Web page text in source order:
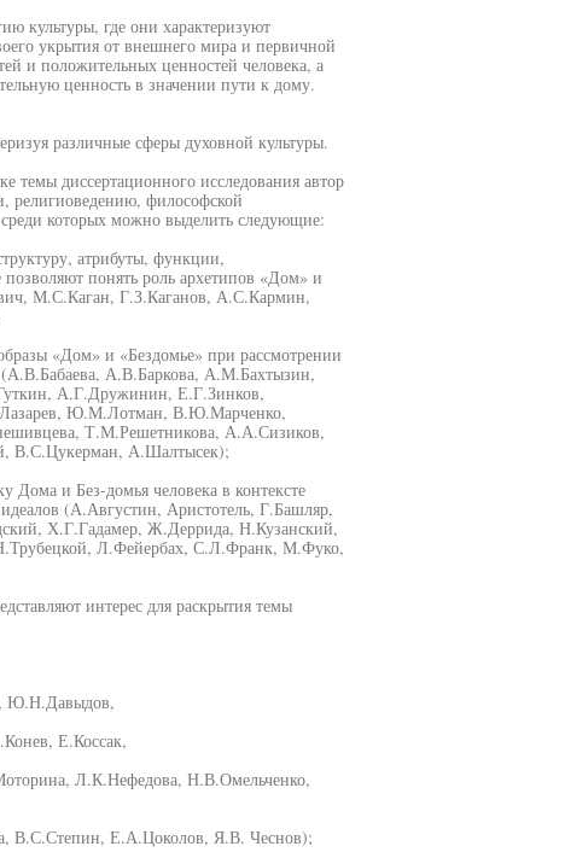
культуры, где они характеризуют
укрытия от внешнего мира и первичной
и положительных ценностей человека, а
ценность в значении пути к дому.
различные сферы духовной культуры.
темы диссертационного исследования автор
религиоведению, философской
которых можно выделить следующие:
атрибуты, функции,
понять роль архетипов «Дом» и
М.С.Каган, Г.З.Каганов, А.С.Кармин,
«Дом» и «Бездомье» при рассмотрении
(А.В.Бабаева, А.В.Баркова, А.М.Бахтызин,
А.Г.Дружинин, Е.Г.Зинков,
Ю.М.Лотман, В.Ю.Марченко,
Т.М.Решетникова, А.А.Сизиков,
В.С.Цукерман, А.Шалтысек);
Дома и Без-домья человека в контексте
(А.Августин, Аристотель, Г.Башляр,
Х.Г.Гадамер, Ж.Деррида, Н.Кузанский,
Л.Фейербах, С.Л.Франк, М.Фуко,
интерес для раскрытия темы
Ю.Н.Давыдов,
Е.Коссак,
Л.К.Нефедова, Н.В.Омельченко,
В.С.Степин, Е.А.Цоколов, Я.В. Чеснов);